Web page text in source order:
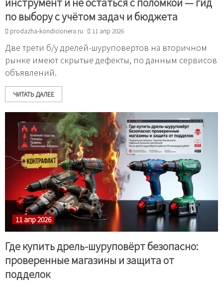
по выбору с учётом задач и бюджета
prodazha-kondicionera.ru 11 апр 2026
Две трети б/у дрелей-шуруповертов на вторичном
рынке имеют скрытые дефекты, по данным сервисов
объявлений.
ЧИТАТЬ ДАЛЕЕ
11 апр 2026
Где купить дрель-шуруповёрт безопасно:
проверенные магазины и защита от
подделок